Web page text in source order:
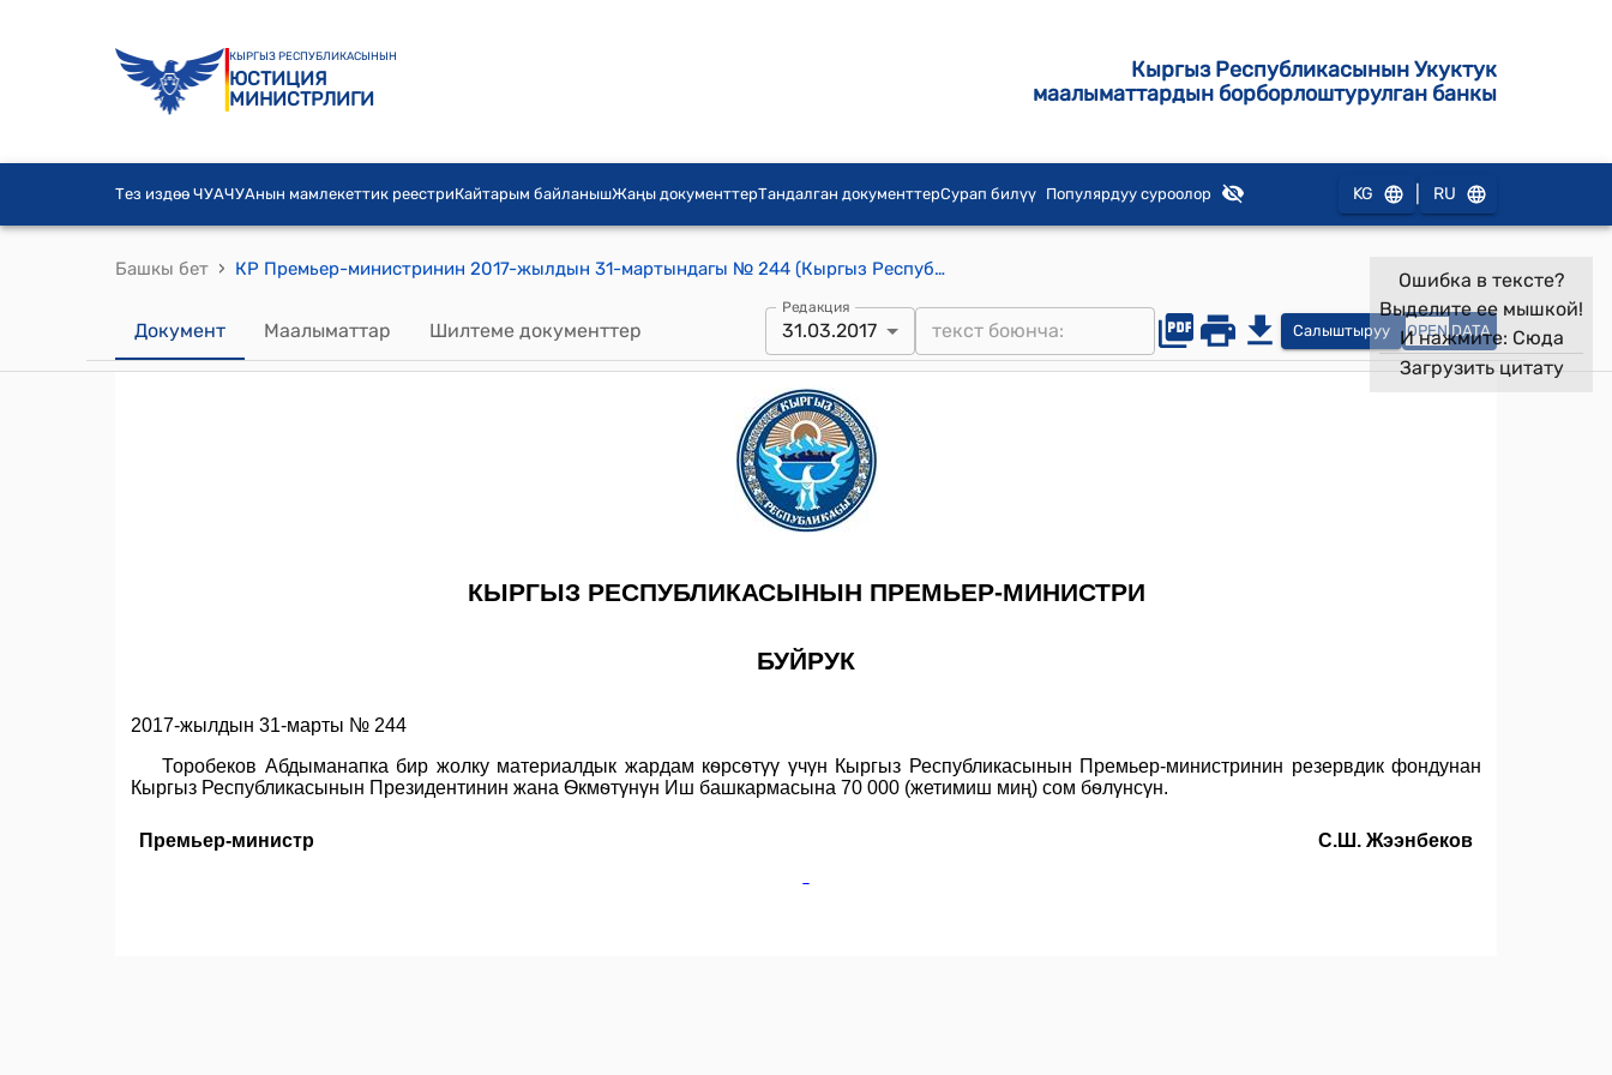
КЫРГЫЗ РЕСПУБЛИКАСЫНЫН
ЮСТИЦИЯ
МИНИСТРЛИГИ
Кыргыз Республикасынын Укуктук
маалыматтардын борборлоштурулган банкы
Тез издөө ЧУАЧУАнын мамлекеттик реестриКайтарым байланышЖаңы документтерТандалган документтерСурап билүү Популярдуу суроолор KG RU
Башкы бет › КР Премьер-министринин 2017-жылдын 31-мартындагы № 244 (Кыргыз Республикасынын Премьер-министринин резервдик фондунан акча каражараттар бѳлγγ туралуу) буйругу
Документ Маалыматтар Шилтеме документтер
Редакция
31.03.2017 Салыштыруу OPEN DATA
Ошибка в тексте?
Выделите ее мышкой!
И нажмите: Сюда
Загрузить цитату